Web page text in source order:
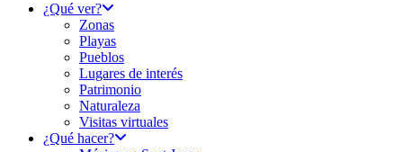
¿Qué ver?
Zonas
Playas
Pueblos
Lugares de interés
Patrimonio
Naturaleza
Visitas virtuales
¿Qué hacer?